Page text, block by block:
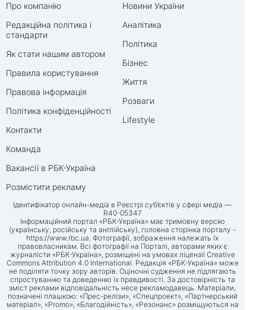
Про компанію
Редакційна політика і
стандарти
Як стати нашим автором
Правила користування
Правова інформація
Політика конфіденційності
Контакти
Команда
Вакансії в РБК-Україна
Розмістити рекламу
Новини України
Аналітика
Політика
Бізнес
Життя
Розваги
Lifestyle
Ідентифікатор онлайн-медіа в Реєстрі суб’єктів у сфері медіа —
R40-05347
Інформаційний портал «РБК-Україна» має тримовну версію
(українську, російську та англійську), головна сторінка порталу -
https://www.rbc.ua. Фотографії, зображення належать їх
правовласникам. Всі фотографії на Порталі, авторами яких є
журналісти «РБК-Україна», розміщені на умовах ліцензії Creative
Commons Attribution 4.0 International. Редакція «РБК-Україна» може
не поділяти точку зору авторів. Оціночні судження не підлягають
спростуванню та доведенню їх правдивості. За достовірність та
зміст реклами відповідальність несе рекламодавець. Матеріали,
позначені плашкою: «Прес-релізи», «Спецпроект», «Партнерський
матеріал», «Promo», «Благодійність», «Резонанс» розміщуються на